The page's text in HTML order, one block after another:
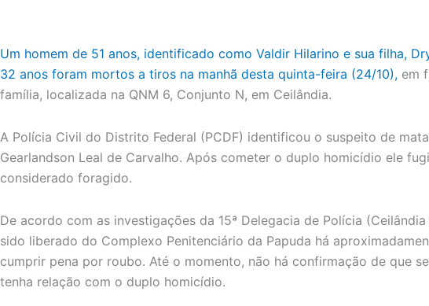
Um homem de 51 anos, identificado como Valdir Hilarino e sua filha,
32 anos foram mortos a tiros na manhã desta quinta-feira (24/10), em
família, localizada na QNM 6, Conjunto N, em Ceilândia.
A Polícia Civil do Distrito Federal (PCDF) identificou o suspeito de
Gearlandson Leal de Carvalho. Após cometer o duplo homicídio ele
considerado foragido.
De acordo com as investigações da 15ª Delegacia de Polícia
sido liberado do Complexo Penitenciário da Papuda há
cumprir pena por roubo. Até o momento, não há confirmação de que
tenha relação com o duplo homicídio.